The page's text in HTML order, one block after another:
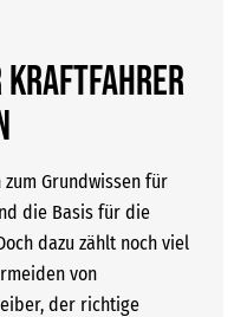
Grundwissen für
die Basis für die
dazu zählt noch viel
von
der richtige